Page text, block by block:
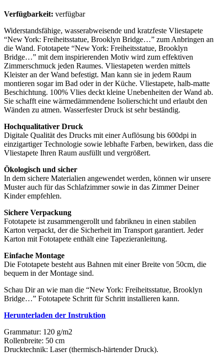
Verfügbarkeit: verfügbar
Widerstandsfähige, wasserabweisende und kratzfeste Vliestapete
“New York: Freiheitsstatue, Brooklyn Bridge…” zum Anbringen an
die Wand. Fototapete “New York: Freiheitsstatue, Brooklyn
Bridge…” mit dem inspirierenden Motiv wird zum effektiven
Zimmerschmuck jeden Raumes. Vliestapeten werden mittels
Kleister an der Wand befestigt. Man kann sie in jedem Raum
montieren sogar im Bad oder in der Küche. Vliestapete, halb-matte
Beschichtung. 100% Vlies deckt kleine Unebenheiten der Wand ab.
Sie schafft eine wärmedämmendene Isolierschicht und erlaubt den
Wänden zu atmen. Wasserfester Druck ist sehr beständig.
Hochqualitativer Druck
Digitale Qualität des Drucks mit einer Auflösung bis 600dpi in
einzigartiger Technologie sowie lebhafte Farben, bewirken, dass die
Vliestapete Ihren Raum ausfüllt und vergrößert.
Ökologisch und sicher
In dem sichere Materialien angewendet werden, können wir unsere
Muster auch für das Schlafzimmer sowie in das Zimmer Deiner
Kinder empfehlen.
Sichere Verpackung
Fototapete ist zusammengerollt und fabrikneu in einen stabilen
Karton verpackt, der die Sicherheit im Transport garantiert. Jeder
Karton mit Fototapete enthält eine Tapezieranleitung.
Einfache Montage
Die Fototapete besteht aus Bahnen mit einer Breite von 50cm, die
bequem in der Montage sind.
Schau Dir an wie man die “New York: Freiheitsstatue, Brooklyn
Bridge…” Fototapete Schritt für Schritt installieren kann.
Herunterladen der Instruktion
Grammatur: 120 g/m2
Rollenbreite: 50 cm
Drucktechnik: Laser (thermisch-härtender Druck).